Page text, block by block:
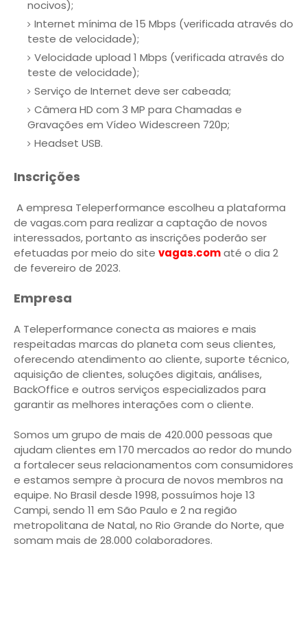
nocivos);
Internet mínima de 15 Mbps (verificada através do
teste de velocidade);
Velocidade upload 1 Mbps (verificada através do
teste de velocidade);
Serviço de Internet deve ser cabeada;
Câmera HD com 3 MP para Chamadas e
Gravações em Vídeo Widescreen 720p;
Headset USB.
Inscrições
A empresa Teleperformance escolheu a plataforma
de vagas.com para realizar a captação de novos
interessados, portanto as inscrições poderão ser
efetuadas por meio do site vagas.comaté o dia 2
de fevereiro de 2023.
Empresa
A Teleperformance conecta as maiores e mais
respeitadas marcas do planeta com seus clientes,
oferecendo atendimento ao cliente, suporte técnico,
aquisição de clientes, soluções digitais, análises,
BackOffice e outros serviços especializados para
garantir as melhores interações com o cliente.
Somos um grupo de mais de 420.000 pessoas que
ajudam clientes em 170 mercados ao redor do mundo
a fortalecer seus relacionamentos com consumidores
e estamos sempre à procura de novos membros na
equipe. No Brasil desde 1998, possuímos hoje 13
Campi, sendo 11 em São Paulo e 2 na região
metropolitana de Natal, no Rio Grande do Norte, que
somam mais de 28.000 colaboradores.